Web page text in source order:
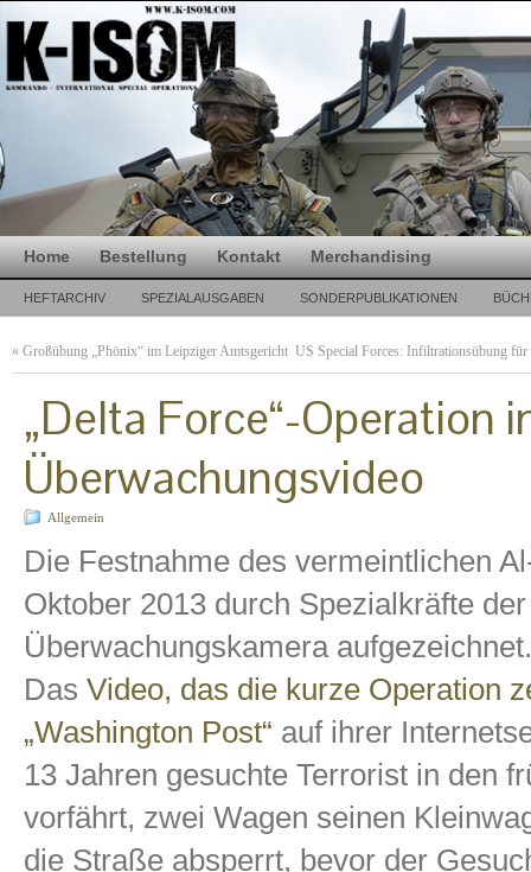
Home Bestellung Kontakt Merchandising
HEFTARCHIV SPEZIALAUSGABEN SONDERPUBLIKATIONEN
« Großübung „Phönix“ im Leipziger Amtsgericht US Special Forces: Infiltrationsübung
„Delta Force“-Operation
Überwachungsvideo
Allgemein
Die Festnahme des vermeintlichen
Oktober 2013 durch Spezialkräfte
Überwachungskamera
Das Video, das die kurze Operation
„Washington Post“ auf ihrer
13 Jahren gesuchte Terrorist in den
vorfährt, zwei Wagen seinen
die Straße absperrt, bevor der